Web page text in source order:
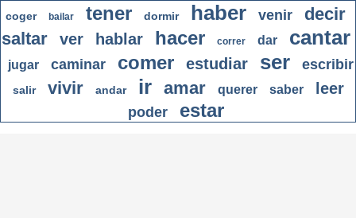
coger bailar tener dormir haber venir
decir
saltar
ver hablar hacer correr dar cantar
jugar caminar comer estudiar ser escribir
salir vivir andar ir amar querer saber leer
poder estar